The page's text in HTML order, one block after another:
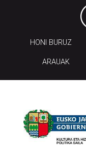
HONI BURUZ
ARAUAK